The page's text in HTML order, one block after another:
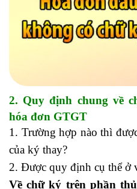
2. Quy định chung về
hóa đơn GTGT
1. Trường hợp nào thì
của ký thay?
2. Được quy định cụ thể ở
Về chữ ký trên phần